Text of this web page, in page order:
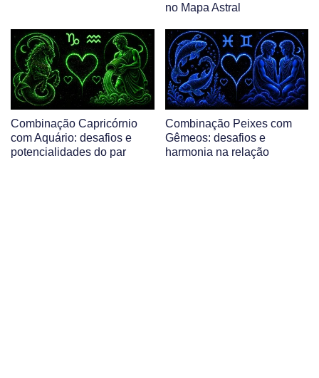
no Mapa Astral
Combinação Capricórnio
com Aquário: desafios e
potencialidades do par
Combinação Peixes com
Gêmeos: desafios e
harmonia na relação